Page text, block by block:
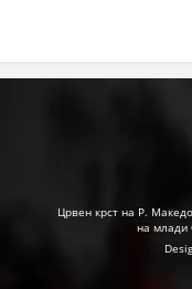
Црвен крст на Р.
на млади